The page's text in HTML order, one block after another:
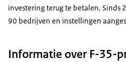
investering terug te betalen. Sinds
90 bedrijven en instellingen
Informatie over F-35-